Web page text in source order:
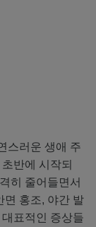
스러운 생애 주
반에 시작되
히 줄어들면서
면 홍조, 야간 발
표적인 증상들